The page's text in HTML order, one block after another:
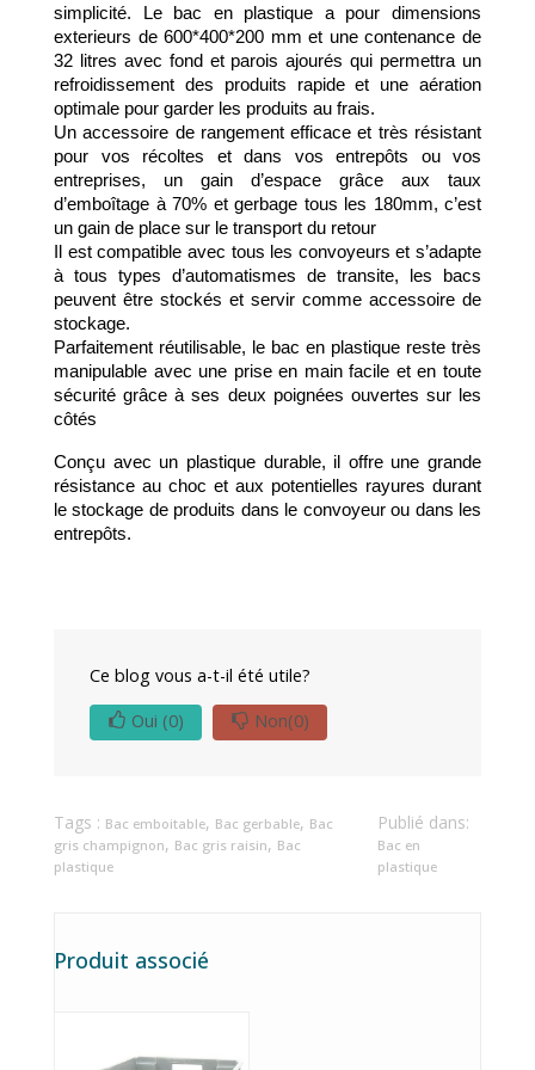
simplicité. Le bac en plastique a pour dimensions
exterieurs de 600*400*200 mm et une contenance de
32 litres avec fond et parois ajourés qui permettra un
refroidissement des produits rapide et une aération
optimale pour garder les produits au frais.
Un accessoire de rangement efficace et très résistant
pour vos récoltes et dans vos entrepôts ou vos
entreprises, un gain d’espace grâce aux taux
d’emboîtage à 70% et gerbage tous les 180mm, c’est
un gain de place sur le transport du retour
Il est compatible avec tous les convoyeurs et s’adapte
à tous types d’automatismes de transite, les bacs
peuvent être stockés et servir comme accessoire de
stockage.
Parfaitement réutilisable, le bac en plastique reste très
manipulable avec une prise en main facile et en toute
sécurité grâce à ses deux poignées ouvertes sur les
côtés
Conçu avec un plastique durable, il offre une grande
résistance au choc et aux potentielles rayures durant
le stockage de produits dans le convoyeur ou dans les
entrepôts.
Ce blog vous a-t-il été utile?
Oui (0) Non(0)
Tags : Bac emboitable, Bac gerbable, Bac
gris champignon, Bac gris raisin, Bac
plastique
Publié dans:
Bac en
plastique
Produit associé